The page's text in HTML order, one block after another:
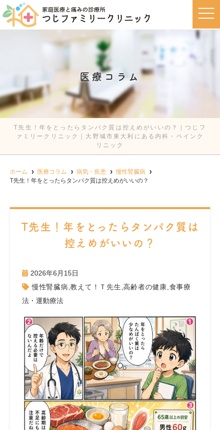
医療コラム
T先生！年をとったらタンパク質は控えめがいいの？｜つじフ
ァミリークリニック｜大野城市東大利にある内科・ペインク
リニック
t
o
ホーム 医療コラム 病気・疾患
慢性腎臓病
T先生！年をとったらタンパク質は控えめがいいの？
T先生！年をとったらタンパク質は
控えめがいいの？
2026年6月15日
慢性腎臓病 教えて！Ｔ先生 高齢者の健康 食事療
法・運動療法